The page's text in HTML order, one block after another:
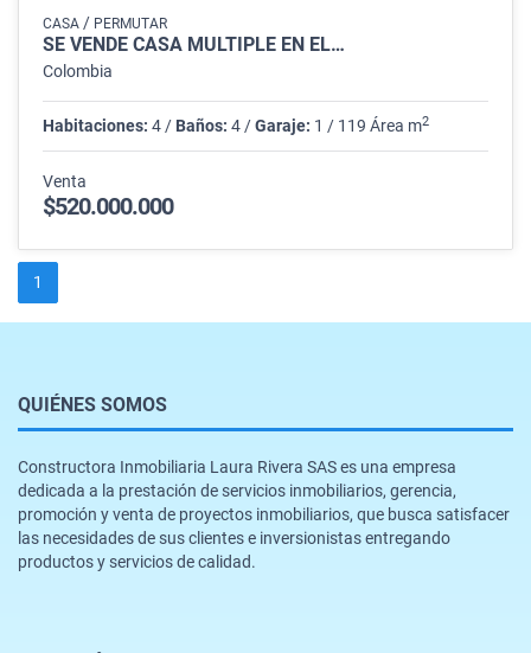
CASA / PERMUTAR
SE VENDE CASA MÚLTIPLE EN EL…
Colombia
Habitaciones: 4 / Baños: 4 /Garaje: 1 / 119 Área m2
Venta
$520.000.000
1
QUIÉNES SOMOS
Constructora Inmobiliaria Laura Rivera SAS es una empresa
dedicada a la prestación de servicios inmobiliarios, gerencia,
promoción y venta de proyectos inmobiliarios, que busca satisfacer
las necesidades de sus clientes e inversionistas entregando
productos y servicios de calidad.